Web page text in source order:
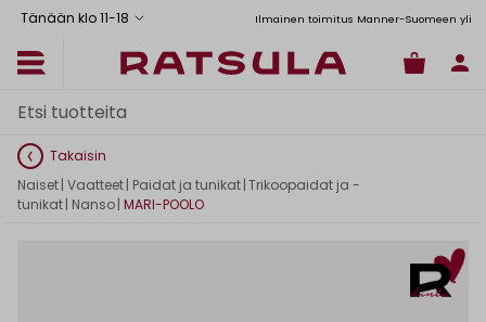
Tänään klo 11-18
Toimituskulut alk. 6,90€ Ilmainen toimitus Manner-Suomeen yli
Takaisin
Naiset| Vaatteet| Paidat ja tunikat |Trikoopaidat ja -
tunikat| Nanso| MARI-POOLO